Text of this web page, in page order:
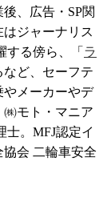
、広告・SP関
ジャーナリス
する傍ら、「 ラ
など、セーフテ
やメーカーやデ
モト・マニア
士。MFJ認定イ
会 二輪車安全